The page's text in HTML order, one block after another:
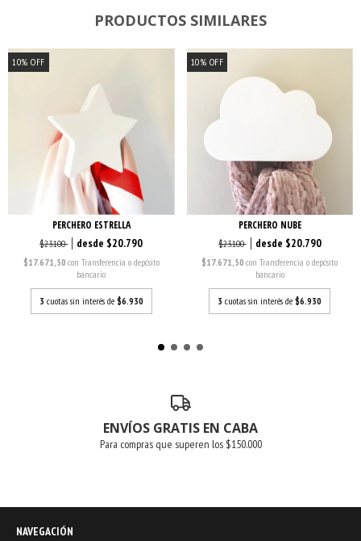
PRODUCTOS SIMILARES
10% OFF
PERCHERO ESTRELLA
$23.100 $20.790
$17.671,50 con Transferencia o depósito
bancario
3 cuotas sin interés de $6.930
10% OFF
PERCHERO NUBE
$23.100 $20.790
$17.671,50con Transferencia o depósito
bancario
3 cuotas sin interés de$6.930
ENVÍOS GRATIS EN CABA
Para compras que superen los $150.000
NAVEGACIÓN